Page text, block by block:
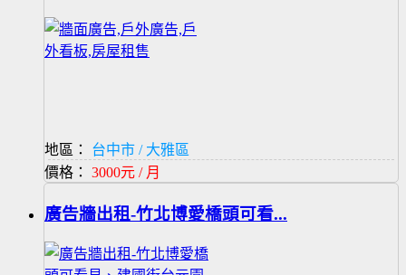
地區：
台中市 / 大雅區
價格： 3000元 / 月
廣告牆出租-竹北博愛橋頭可看...